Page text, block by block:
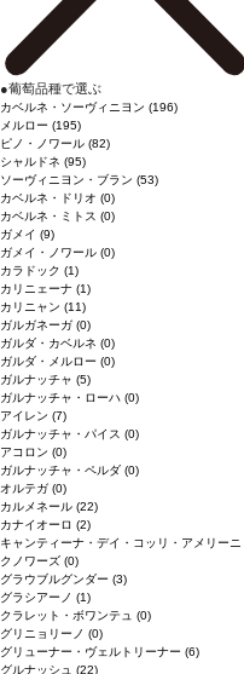
●葡萄品種で選ぶ
カベルネ・ソーヴィニヨン (196)
メルロー (195)
ピノ・ノワール (82)
シャルドネ (95)
ソーヴィニヨン・ブラン (53)
カベルネ・ドリオ (0)
カベルネ・ミトス (0)
ガメイ (9)
ガメイ・ノワール (0)
カラドック (1)
カリニェーナ (1)
カリニャン (11)
ガルガネーガ (0)
ガルダ・カベルネ (0)
ガルダ・メルロー (0)
ガルナッチャ (5)
ガルナッチャ・ローハ (0)
アイレン (7)
ガルナッチャ・パイス (0)
アコロン (0)
ガルナッチャ・ペルダ (0)
オルテガ (0)
カルメネール (22)
カナイオーロ (2)
キャンティーナ・デイ・コッリ・アメリーニ
クノワーズ (0)
グラウブルグンダー (3)
グラシアーノ (1)
クラレット・ボワンテュ (0)
グリニョリーノ (0)
グリューナー・ヴェルトリーナー (6)
グルナッシュ (22)